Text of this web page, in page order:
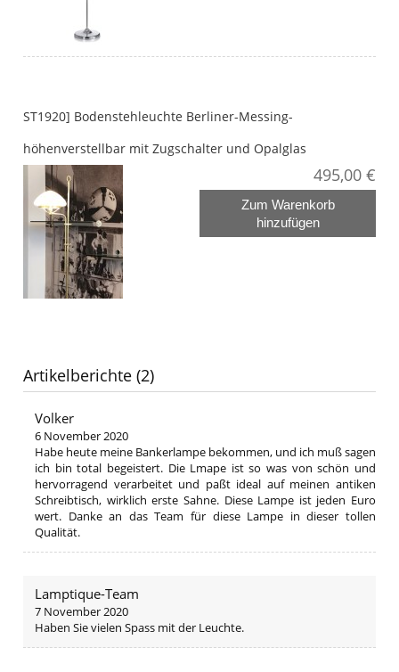
ST1920] Bodenstehleuchte Berliner-Messing-
höhenverstellbar mit Zugschalter und Opalglas
495,00 €
Zum Warenkorb
hinzufügen
Artikelberichte (2)
Volker
6 November 2020
Habe heute meine Bankerlampe bekommen, und ich muß sagen
ich bin total begeistert. Die Lmape ist so was von schön und
hervorragend verarbeitet und paßt ideal auf meinen antiken
Schreibtisch, wirklich erste Sahne. Diese Lampe ist jeden Euro
wert. Danke an das Team für diese Lampe in dieser tollen
Qualität.
Lamptique-Team
7 November 2020
Haben Sie vielen Spass mit der Leuchte.